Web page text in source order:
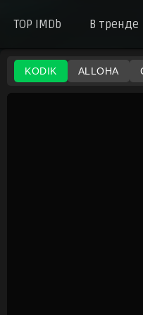
TOP IMDb В тренде
KODIK ALLOHA